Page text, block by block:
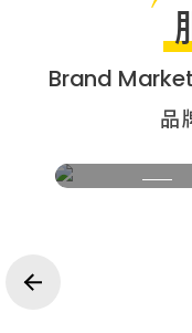
Brand
品